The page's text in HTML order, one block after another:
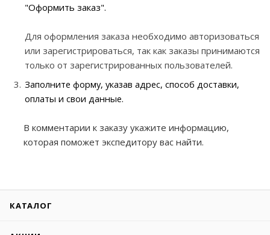
"Оформить заказ".
Для оформления заказа необходимо авторизоваться
или зарегистрироваться, так как заказы принимаются
только от зарегистрированных пользователей.
Заполните форму, указав адрес, способ доставки,
оплаты и свои данные.
В комментарии к заказу укажите информацию,
которая поможет экспедитору вас найти.
КАТАЛОГ